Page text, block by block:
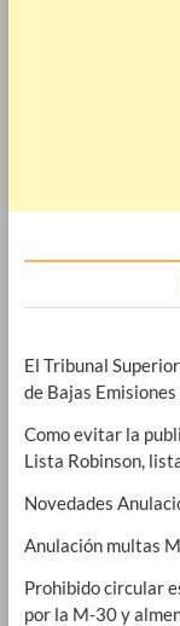
El Tribunal
de Bajas
Como evitar la
Lista Robinson,
Novedades
Anulación multas
Prohibido circular
por la M-30 y